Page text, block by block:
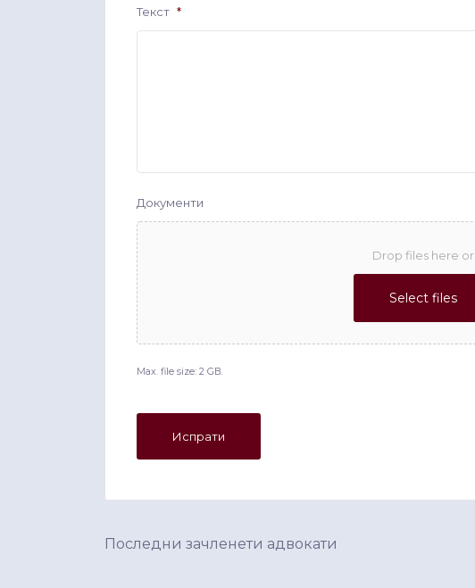
Текст *
Документи
Drop files here or
Select files
Max. file size: 2 GB.
Последни зачленети адвокати